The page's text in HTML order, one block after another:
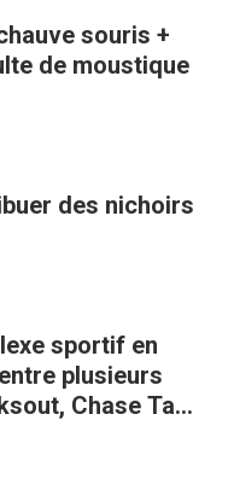
souris +
de moustique
des nichoirs
sportif en
plusieurs
Chase Tag,